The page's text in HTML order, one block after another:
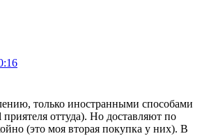
только иностранными способами
приятеля оттуда). Но доставляют по
(это моя вторая покупка у них). В